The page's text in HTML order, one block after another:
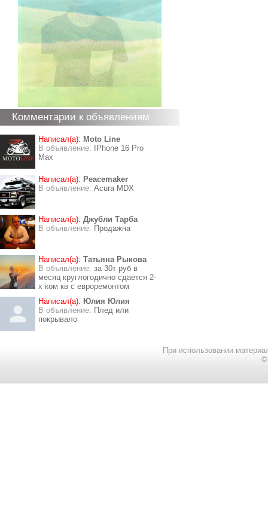
Комментарии к объявлениям
Написал(а): Moto Line
В объявление:
IPhone 16 Pro
Max
Написал(а): Peacemaker
В объявление: Acura MDX
Написал(а): Джубли Тарба
В объявление: Продажна
Написал(а): Татьяна Рыкова
В объявление: за 30т руб в
месяц круглогодично сдается 2-
х ком кв с евроремонтом
Написал(а): Юлия Юлия
В объявление: Плед или
покрывало
При использовании